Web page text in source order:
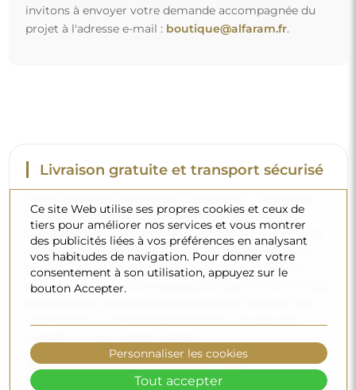
invitons à envoyer votre demande accompagnée du
projet à l'adresse e-mail : boutique@alfaram.fr.
Livraison gratuite et transport sécurisé
occupons de faire en sorte que le miroir que vous avez
commandé arrive en toute sécurité entre vos mains, et ce,
complètement gratuitement. Nous disposons de notre
propre flotte de véhicules et de personnel formé, c’est
pourquoi nous pouvons vous garantir que le miroir arrivera
Découvrez notre processus d’emballage.
Ce site Web utilise ses propres cookies et ceux de
tiers pour améliorer nos services et vous montrer
des publicités liées à vos préférences en analysant
vos habitudes de navigation. Pour donner votre
consentement à son utilisation, appuyez sur le
bouton Accepter.
Personnaliser les cookies
Tout accepter